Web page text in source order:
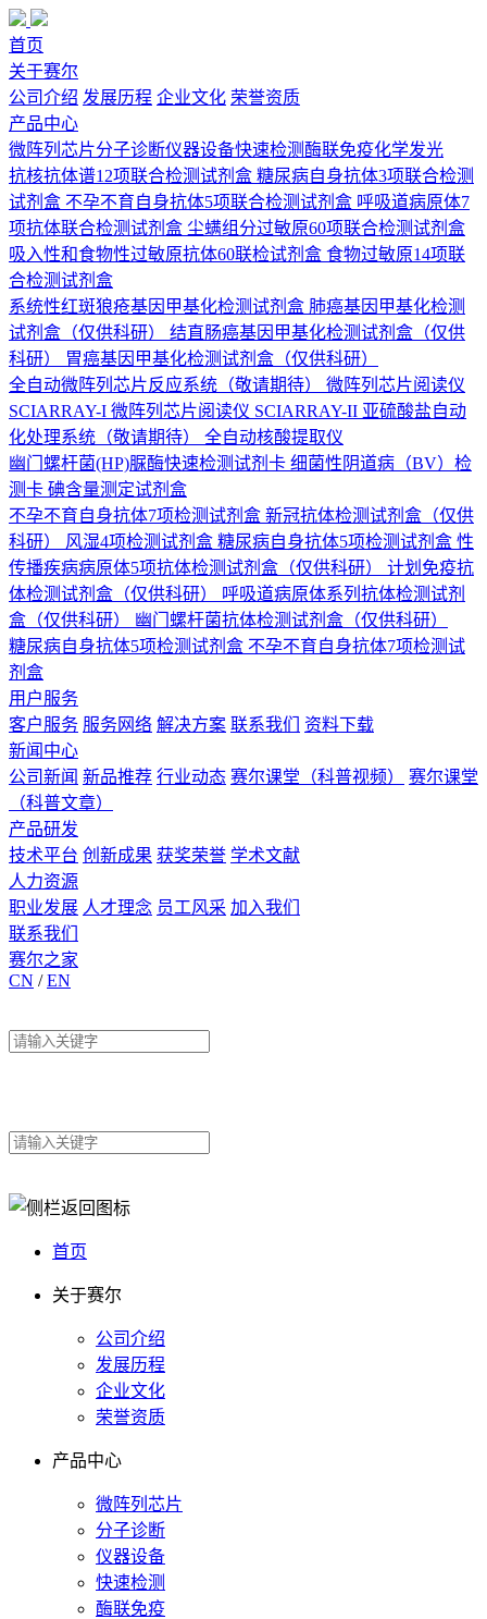
首页
关于赛尔
公司介绍 发展历程 企业文化 荣誉资质
产品中心
微阵列芯片分子诊断仪器设备快速检测 酶联免疫化学发光
抗核抗体谱12项联合检测试剂盒 糖尿病自身抗体3项联合检测
试剂盒 不孕不育自身抗体5项联合检测试剂盒 呼吸道病原体7
项抗体联合检测试剂盒 尘螨组分过敏原60项联合检测试剂盒
吸入性和食物性过敏原抗体60联检试剂盒 食物过敏原14项联
合检测试剂盒
系统性红斑狼疮基因甲基化检测试剂盒 肺癌基因甲基化检测
试剂盒（仅供科研） 结直肠癌基因甲基化检测试剂盒（仅供
科研）
胃癌基因甲基化检测试剂盒（仅供科研）
全自动微阵列芯片反应系统（敬请期待） 微阵列芯片阅读仪
SCIARRAY-I 微阵列芯片阅读仪 SCIARRAY-II 亚硫酸盐自动
化处理系统（敬请期待） 全自动核酸提取仪
幽门螺杆菌(HP)脲酶快速检测试剂卡 细菌性阴道病（BV）检
测卡 碘含量测定试剂盒
不孕不育自身抗体7项检测试剂盒 新冠抗体检测试剂盒（仅供
科研） 风湿4项检测试剂盒 糖尿病自身抗体5项检测试剂盒 性
传播疾病病原体5项抗体检测试剂盒（仅供科研） 计划免疫抗
体检测试剂盒（仅供科研）
呼吸道病原体系列抗体检测试剂
盒（仅供科研）
幽门螺杆菌抗体检测试剂盒（仅供科研）
糖尿病自身抗体5项检测试剂盒 不孕不育自身抗体7项检测试
剂盒
用户服务
客户服务 服务网络 解决方案 联系我们
资料下载
新闻中心
公司新闻 新品推荐 行业动态 赛尔课堂（科普视频）
赛尔课堂
（科普文章）
产品研发
技术平台 创新成果 获奖荣誉 学术文献
人力资源
职业发展 人才理念 员工风采 加入我们
联系我们
赛尔之家
CN /EN
首页
关于赛尔
公司介绍
发展历程
企业文化
荣誉资质
产品中心
微阵列芯片
分子诊断
仪器设备
快速检测
酶联免疫